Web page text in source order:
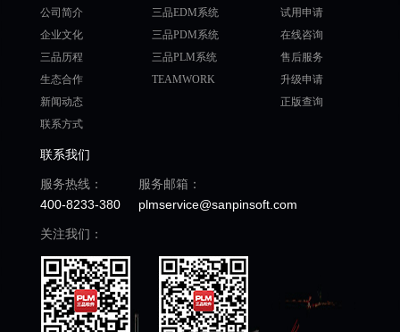
公司简介
企业文化
三品历程
生态合作
新闻动态
联系方式
三品EDM系统
三品PDM系统
三品PLM系统
TEAMWORK
试用申请
在线咨询
售后服务
升级申请
正版查询
联系我们
服务热线：
400-8233-380
服务邮箱：
plmservice@sanpinsoft.com
关注我们：